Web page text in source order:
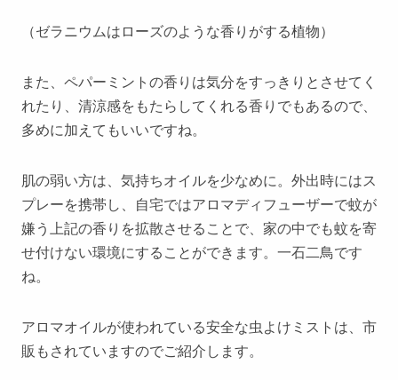
（ゼラニウムはローズのような香りがする植物）
また、ペパーミントの香りは気分をすっきりとさせてく
れたり、清涼感をもたらしてくれる香りでもあるので、
多めに加えてもいいですね。
肌の弱い方は、気持ちオイルを少なめに。外出時にはス
プレーを携帯し、自宅ではアロマディフューザーで蚊が
嫌う上記の香りを拡散させることで、家の中でも蚊を寄
せ付けない環境にすることができます。一石二鳥です
ね。
アロマオイルが使われている安全な虫よけミストは、市
販もされていますのでご紹介します。